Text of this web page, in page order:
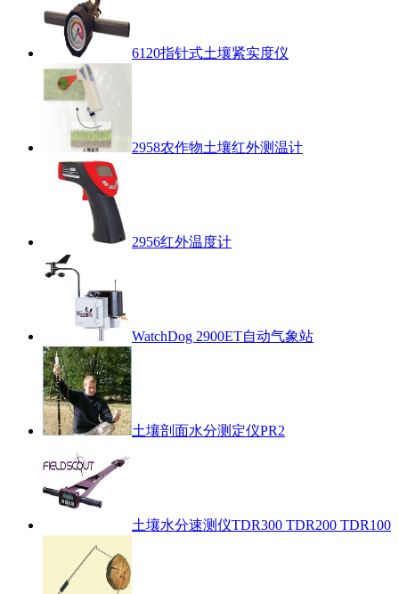
6120指针式土壤紧实度仪
2958农作物土壤红外测温计
2956红外温度计
WatchDog 2900ET自动气象站
土壤剖面水分测定仪PR2
土壤水分速测仪TDR300 TDR200 TDR100